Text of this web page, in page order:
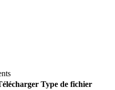
Type de fichier